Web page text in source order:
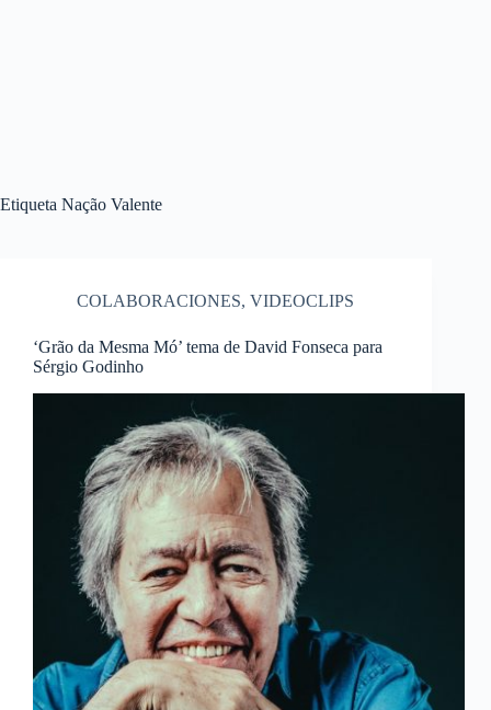
Etiqueta Nação Valente
COLABORACIONES, VIDEOCLIPS
‘Grão da Mesma Mó’ tema de David Fonseca para
Sérgio Godinho